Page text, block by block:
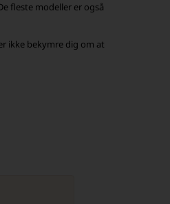
fleste modeller er også
ikke bekymre dig om at